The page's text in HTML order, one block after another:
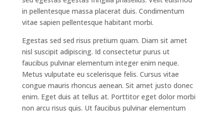
in pellentesque massa placerat duis. Condimentum
vitae sapien pellentesque habitant morbi.
Egestas sed sed risus pretium quam. Diam sit amet
nisl suscipit adipiscing. Id consectetur purus ut
faucibus pulvinar elementum integer enim neque.
Metus vulputate eu scelerisque felis. Cursus vitae
congue mauris rhoncus aenean. Sit amet justo donec
enim. Eget duis at tellus at. Porttitor eget dolor morbi
non arcu risus quis. Ut faucibus pulvinar elementum